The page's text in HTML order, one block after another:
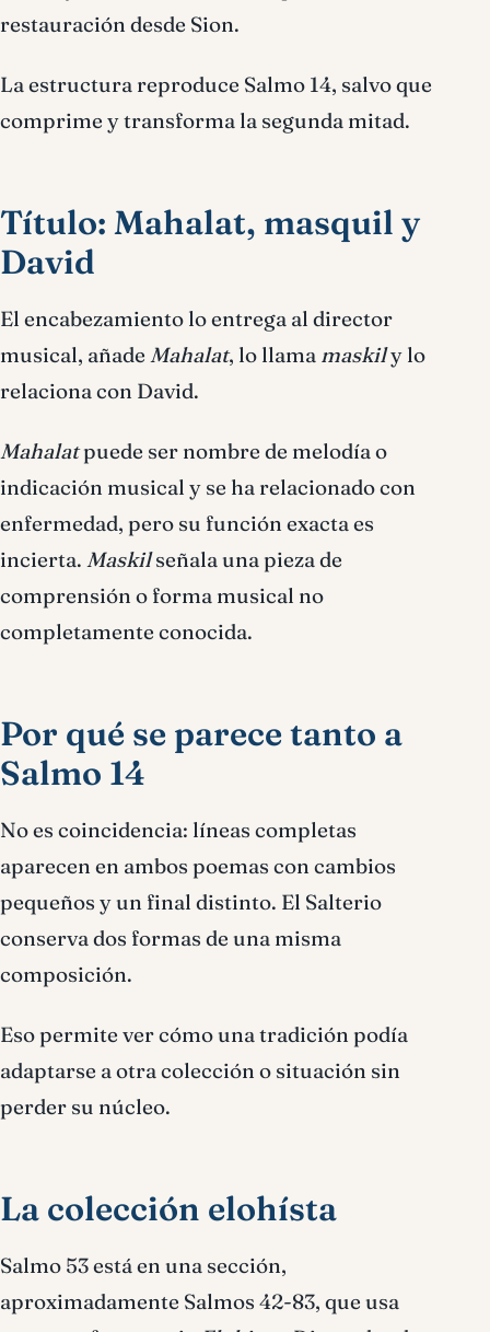
restauración desde Sion.
La estructura reproduce Salmo 14, salvo que
comprime y transforma la segunda mitad.
Título: Mahalat, masquil y
David
El encabezamiento lo entrega al director
musical, añade Mahalat, lo llama maskily lo
relaciona con David.
Mahalatpuede ser nombre de melodía o
indicación musical y se ha relacionado con
enfermedad, pero su función exacta es
incierta. Maskilseñala una pieza de
comprensión o forma musical no
completamente conocida.
Por qué se parece tanto a
Salmo 14
No es coincidencia: líneas completas
aparecen en ambos poemas con cambios
pequeños y un final distinto. El Salterio
conserva dos formas de una misma
composición.
Eso permite ver cómo una tradición podía
adaptarse a otra colección o situación sin
perder su núcleo.
La colección elohísta
Salmo 53 está en una sección,
aproximadamente Salmos 42-83, que usa